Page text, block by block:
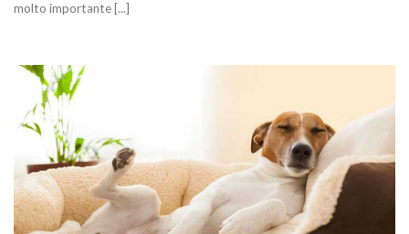
molto importante [...]